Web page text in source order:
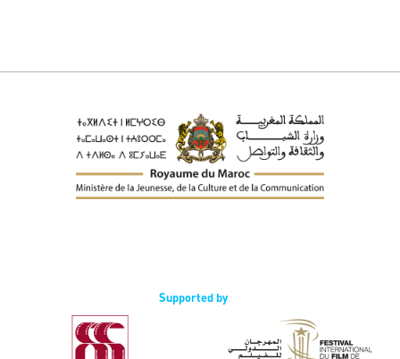
Supported by